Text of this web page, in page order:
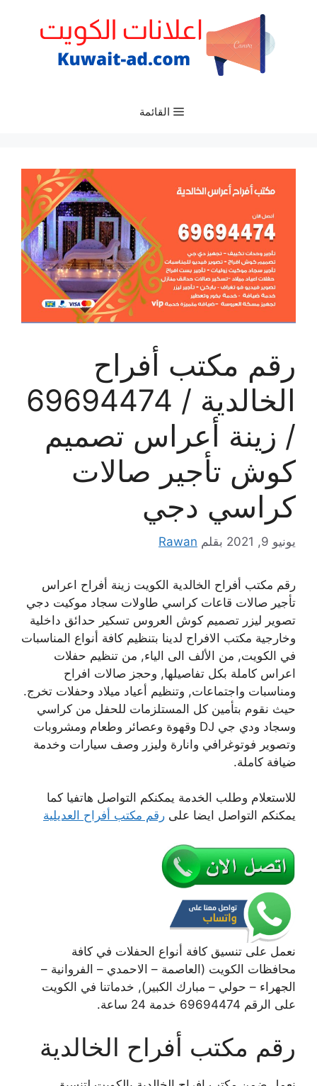
القائمة
رقم مكتب أفراح
الخالدية / 69694474
/ زينة أعراس تصميم
كوش تأجير صالات
كراسي دجي
يونيو 9, 2021 بقلم Rawan
رقم مكتب أفراح الخالدية الكويت زينة أفراح اعراس
تأجير صالات قاعات كراسي طاولات سجاد موكيت دجي
تصوير ليزر تصميم كوش العروس تسكير حدائق داخلية
وخارجية مكتب الافراح لدينا بتنظيم كافة أنواع المناسبات
في الكويت, من الألف الى الياء, من تنظيم حفلات
اعراس كاملة بكل تفاصيلها, وحجز صالات افراح
ومناسبات واجتماعات, وتنظيم أعياد ميلاد وحفلات تخرج.
حيث نقوم بتأمين كل المستلزمات للحفل من كراسي
وسجاد ودي جي DJ وقهوة وعصائر وطعام ومشروبات
وتصوير فوتوغرافي وانارة وليزر وصف سيارات وخدمة
ضيافة كاملة.
للاستعلام وطلب الخدمة يمكنكم التواصل هاتفيا كما
يمكنكم التواصل ايضا على رقم مكتب أفراح العديلية
نعمل على تنسيق كافة أنواع الحفلات في كافة
محافظات الكويت (العاصمة – الاحمدي – الفروانية –
الجهراء – حولي – مبارك الكبير), خدماتنا في الكويت
على الرقم 69694474 خدمة 24 ساعة.
رقم مكتب أفراح الخالدية